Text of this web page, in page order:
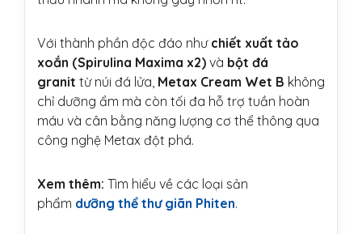
Với thành phần độc đáo như chiết xuất tảo
xoắn (Spirulina Maxima x2) và bột đá
granit từ núi đá lửa, Metax Cream Wet B không
chỉ dưỡng ẩm mà còn tối đa hỗ trợ tuần hoàn
máu và cân bằng năng lượng cơ thể thông qua
công nghệ Metax đột phá.
Xem thêm: Tìm hiểu về các loại sản
phẩm dưỡng thể thư giãn Phiten.